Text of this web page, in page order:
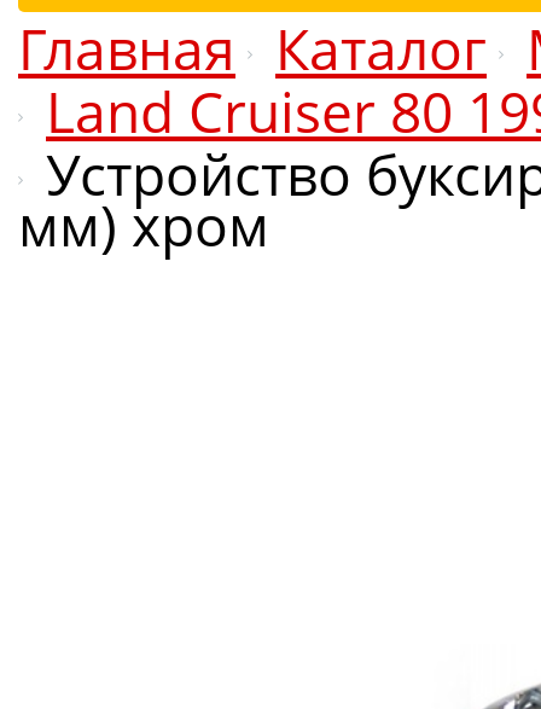
Главная Каталог
Land Cruiser 80
Устройство
мм) хром